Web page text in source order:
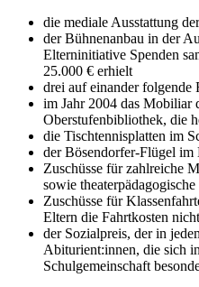
die mediale Ausstattung
der Bühnenanbau in der
Elterninitiative Spenden
25.000 € erhielt
drei auf einander folgende
im Jahr 2004 das Mobiliar
Oberstufenbibliothek, die
die Tischtennisplatten im
der Bösendorfer-Flügel im
Zuschüsse für zahlreiche
sowie
Zuschüsse für
Eltern die Fahrtkosten
der Sozialpreis, der in
Abiturient:innen, die sich
Schulgemeinschaft